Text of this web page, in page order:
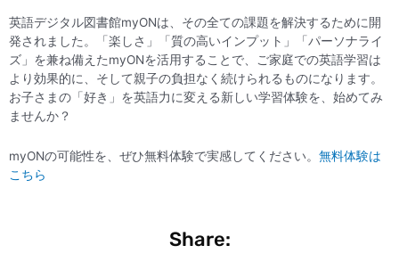
英語デジタル図書館myONは、その全ての課題を解決するために開
発されました。「楽しさ」「質の高いインプット」「パーソナライ
ズ」を兼ね備えたmyONを活用することで、ご家庭での英語学習は
より効果的に、そして親子の負担なく続けられるものになります。
お子さまの「好き」を英語力に変える新しい学習体験を、始めてみ
ませんか？
myONの可能性を、ぜひ無料体験で実感してください。 無料体験は
こちら
Share: